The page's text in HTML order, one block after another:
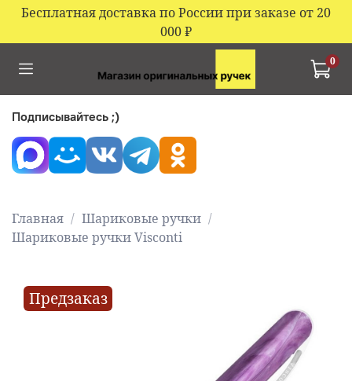
Бесплатная доставка по России при заказе от 20
000₽
0
Главная
Шариковые ручки
Шариковые ручки Visconti
Предзаказ
Подписывайтесь ;)